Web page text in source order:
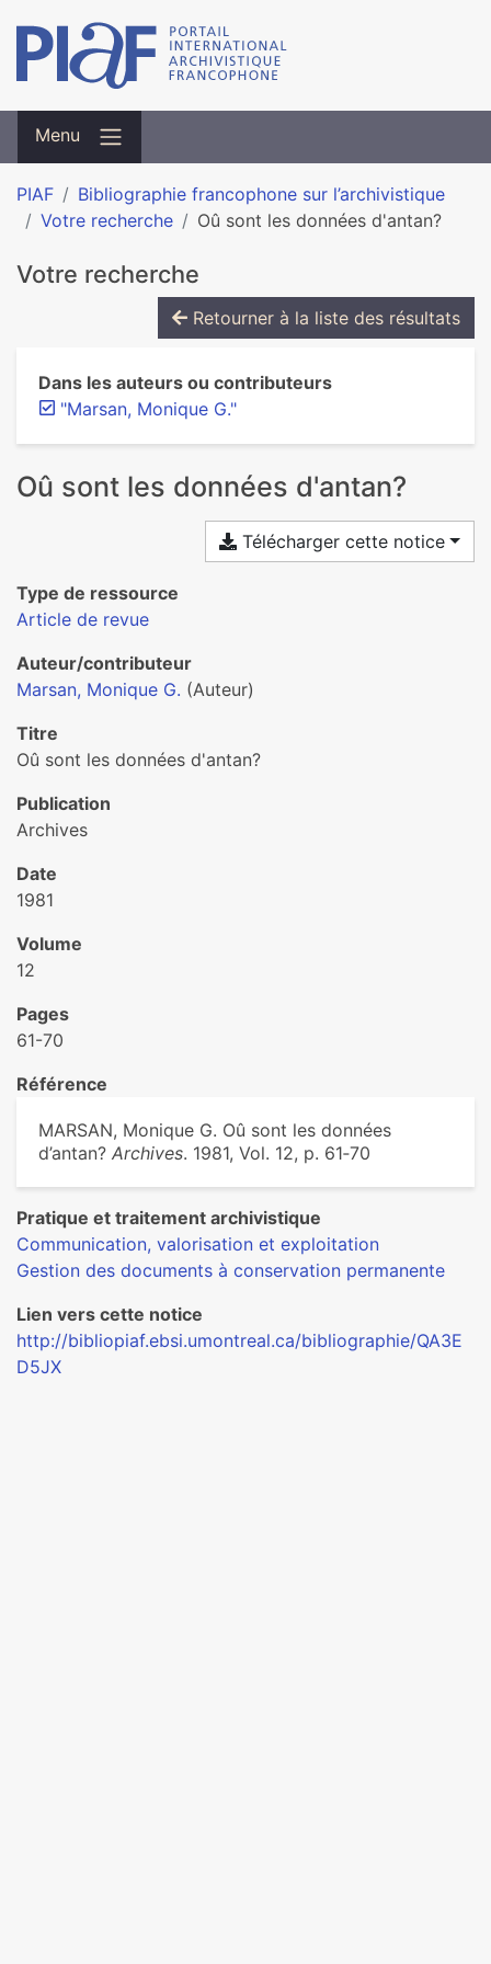
Menu
PIAF
Bibliographie francophone sur l’archivistique
Votre recherche
Oû sont les données d'antan?
Votre recherche
Retourner à la liste des résultats
Dans les auteurs ou contributeurs
"Marsan, Monique G."
Oû sont les données d'antan?
Télécharger cette notice
Type de ressource
Article de revue
Auteur/contributeur
Marsan, Monique G. (Auteur)
Titre
Oû sont les données d'antan?
Publication
Archives
Date
1981
Volume
12
Pages
61-70
Référence
MARSAN, Monique G. Oû sont les données
d’antan? Archives. 1981, Vol. 12, p. 61‑70
Pratique et traitement archivistique
Communication, valorisation et exploitation
Gestion des documents à conservation permanente
Lien vers cette notice
http://bibliopiaf.ebsi.umontreal.ca/bibliographie/QA3E
D5JX